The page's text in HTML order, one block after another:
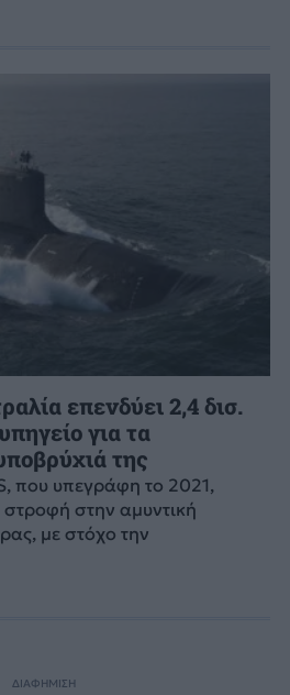
επενδύει 2,4 δισ.
για τα
της
που υπεγράφη το 2021,
στην αμυντική
με στόχο την
ΔΙΑΦΗΜΙΣΗ